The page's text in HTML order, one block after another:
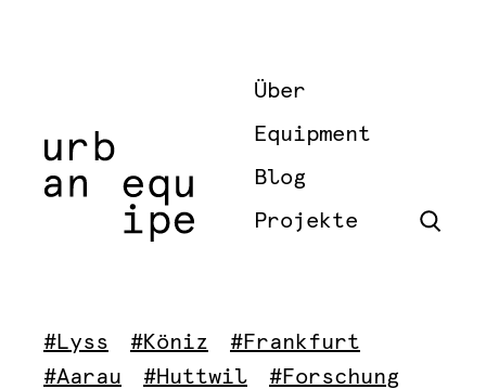
Über
Equipment
Blog
Projekte
#Lyss #Köniz
#Frankfurt
#Aarau
#Huttwil
#Forschung